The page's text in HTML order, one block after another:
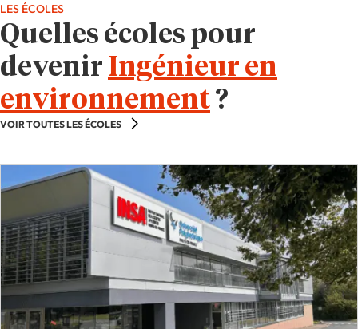
LES ÉCOLES
Quelles écoles pour
devenir Ingénieur en
environnement ?
VOIR TOUTES LES ÉCOLES